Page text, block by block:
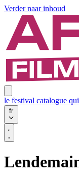
Verder naar inhoud
le festival catalogue
fr